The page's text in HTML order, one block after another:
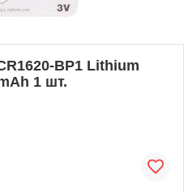
BP1 Lithium
1 шт.